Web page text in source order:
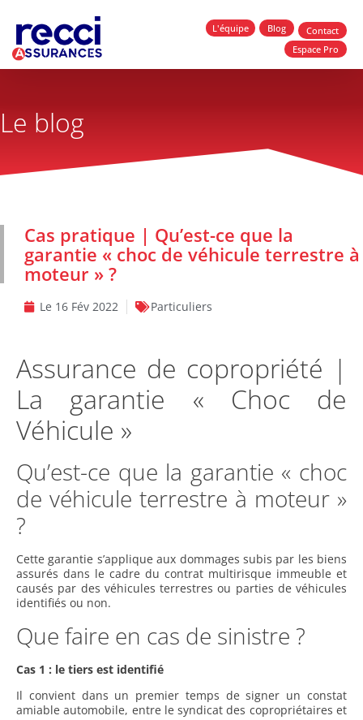
L'équipe Blog
Contact
Espace Pro
Le blog
Cas pratique | Qu’est-ce que la
garantie « choc de véhicule terrestre à
moteur » ?
Le 16 Fév 2022 Particuliers
Assurance de copropriété |
La garantie « Choc de
Véhicule »
Qu’est-ce que la garantie « choc
de véhicule terrestre à moteur »
?
Cette garantie s’applique aux dommages subis par les biens
assurés dans le cadre du contrat multirisque immeuble et
causés par des véhicules terrestres ou parties de véhicules
identifiés ou non.
Que faire en cas de sinistre ?
Cas 1 : le tiers est identifié
Il convient dans un premier temps de signer un constat
amiable automobile, entre le syndicat des copropriétaires et